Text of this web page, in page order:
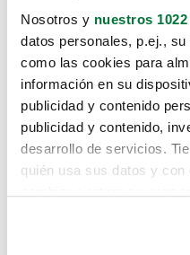
Nosotros y nuestros
datos personales, p.ej.,
como las cookies para
información en su
publicidad y contenido
publicidad y contenido,
desarrollo de servicios.
quién usa sus datos y con
Lo sentimos,
te hemos
Pero puedes encontrar
buscando en alguno